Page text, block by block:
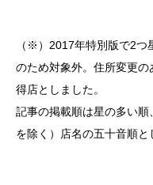
（※）2017年特別版で2つ
のため対象外。住所変更
得店としました。
記事の掲載順は星の多い
を除く）店名の五十音順と